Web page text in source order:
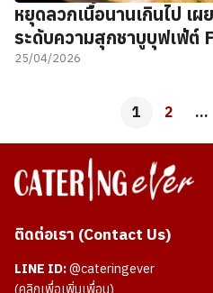
หยุดลวกเนื้อนานเกินไป เ
ระดับความสุกชาบูบุฟเฟ่ต์
25/04/2026
1 2 …
ติดต่อเรา (Contact Us)
LINE ID:@cateringever
(คลิกเพื่อเพิ่มเพื่อน)